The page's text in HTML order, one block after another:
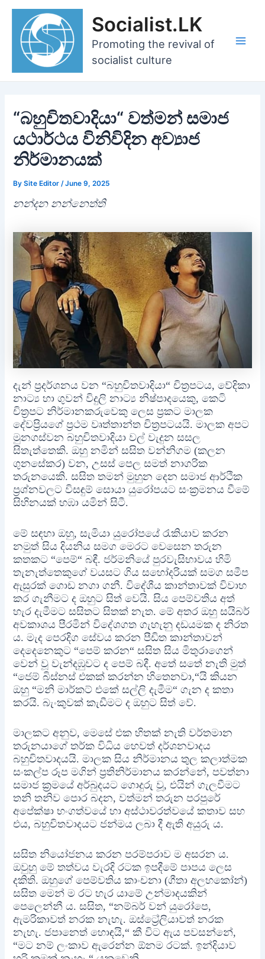
Skip
content
Socialist.LK
Promoting the revival of
socialist culture
“බහුචිතවාදියා“ වත්මන් සමාජ
යථාර්ථය විනිවිදින අව්‍යාජ
නිර්මානයක්
BySite Editor/June 9, 2025
නන්දන නන්නෙත්ති
දැන් ප්‍රදර්ශනය වන “බහුචිතවාදියා“ චිත්‍රපටය, වේදිකා
නාට්‍ය හා ගුවන් විදුලි නාට්‍ය නිෂ්පාදයෙකු, කෙටි
චිත්‍රපට නිර්මානකරුවෙකු ලෙස ප්‍රකට මාලක
දේවප්‍රියගේ ප්‍රථම වෘත්තාන්ත චිත්‍රපටයයි. මාලක අපට
මුනගස්වන බහුචිතවාදියා වල් වැදුන සසල
සිතැත්තෙකි. ඔහු නමින් සසිත වන්නිගම (කලන
ගුනසේකර) වන, උසස් පෙල සමත් නාගරික
තරුනයෙකි. සසිත තමන් මුහුන දෙන සමාජ ආර්ථික
ප්‍රශ්නවලට විසඳුම් සොයා යුරෝපයට සංක්‍රමනය වීමේ
සිහිනයක් හඹා යමින් සිටී.
මේ සඳහා ඔහු, සැමියා යුරෝපයේ රැකියාව කරන
නමුත් සිය දියනිය සමග මෙරට වෙසෙන තරුන
කතකට “පෙම්“ බඳී. ජර්මනියේ පුරවැසිභාවය හිමි
තැනැත්තෙකුගේ වයසට ගිය සහෝදරියක් සමග සමීප
ඇසුරක් ගොඩ නගා ගනී. විදේශීය කාන්තාවක් විවාහ
කර ගැනීමට ද ඔහුට සිත් වෙයි. සිය පෙම්වතිය අත්
හැර දැමීමට සසිතට සිතක් නැත. මේ අතර ඔහු සයිබර්
අවකාශය පීරමින් විදේශගත ගැහැනු දඩයමක ද නිරත
ය. මැද පෙරදිග සේවය කරන පීඩිත කාන්තාවන්
දෙදෙනෙකුට “පෙම් කරන“ සසිත සිය මිතුරාගෙන්
වෙන් වූ වැන්දඹුවට ද පෙම් බදී. අතේ සතේ නැති මුත්
“ජෙම් බිස්නස් එකක් කරන්න හිතෙනවා,“යි කියන
ඔහු “මනි මාර්කට් එකේ සල්ලි දැමීම“ ගැන ද කතා
කරයි. බැංකුවක් කැඩීමට ද ඔහුට සිත් වේ.
මාලකට අනුව, මෙසේ එක හිතක් නැති වර්තමාන
තරුනයාගේ තර්ක විධිය හෙවත් දර්ශනවාදය
බහුචිතවාදයයි. මාලක සිය නිර්මානය තුල කලාත්මක
සංකල්ප රූප මගින් ප්‍රතිනිර්මානය කරන්නේ, පවත්නා
සමාජ ක්‍රමයේ අර්බුදයට ගොදුරු වූ, එයින් ගැලවීමට
තනි තනිව පොර බදන, වත්මන් තරුන පරපුරේ
අපේක්ෂා භංගත්වයේ හා අස්ථාවරත්වයේ කතාව සහ
එය, බහුචිතවාදයට ජන්මය ලබා දී ඇති අයුරු ය.
සසිත නියෝජනය කරන පරම්පරාව ම අසරන ය.
ඔවුහු මේ තත්වය වැරදි රටක ඉපදීමේ පාපය ලෙස
දකිති. ඔහුගේ පෙම්වතිය කාංචනා (ගීතා අලහකෝන්)
සසිත මෙන් ම රට හැර යාමේ උන්මාදයකින්
පෙලෙන්නී ය. සසිත, “නම්බර් වන් යුරෝපෙ,
ඇමරිකාවත් නරක නැහැ. ඔස්ට්‍රේලියාවත් නරක
නැහැ. ජපානෙත් හොඳයි,“ කී විට ඇය පවසන්නේ,
“මට නම් ලංකාව ඇරෙන්න ඕනම රටක්. ඉන්දියාව